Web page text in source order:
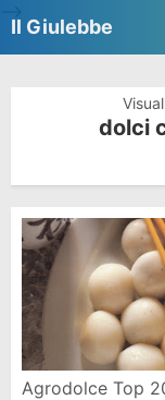
Il Giulebbe
dolci
Agrodolce Top